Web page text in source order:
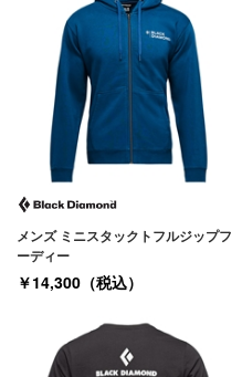
メンズ ミニスタックトフルジップフ
ーディー
￥14,300（税込）